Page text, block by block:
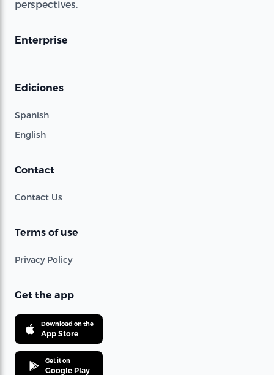
perspectives.
Enterprise
Ediciones
Spanish
English
Contact
Contact Us
Terms of use
Privacy Policy
Get the app
Download on the
App Store
Get it on
Google Play